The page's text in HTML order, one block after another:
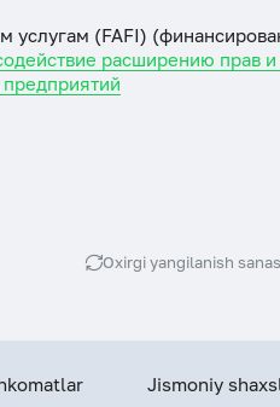
(FAFI)
расширению прав
Oxirgi yangilanish
Jismoniy